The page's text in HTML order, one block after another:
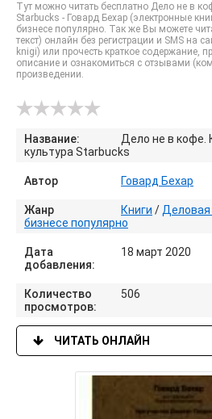
Тут можно читать бесплатно Дело не в
Starbucks - Говард Бехар (электронные
бизнесе популярно. Так же Вы можете
текст) онлайн без регистрации и SMS на
knigi) или прочесть краткое содержание,
описание и ознакомиться с отзывами
произведении.
Название:
Дело не в кофе.
культура Starbucks
Автор Говард Бехар
Жанр Книги / Деловая
бизнесе популярно
Дата
добавления:
18 март 2020
Количество
просмотров:
506
ЧИТАТЬ ОНЛАЙН